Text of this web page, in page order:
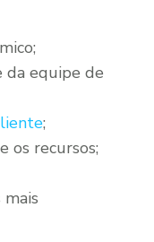
equipe de
;
os recursos;